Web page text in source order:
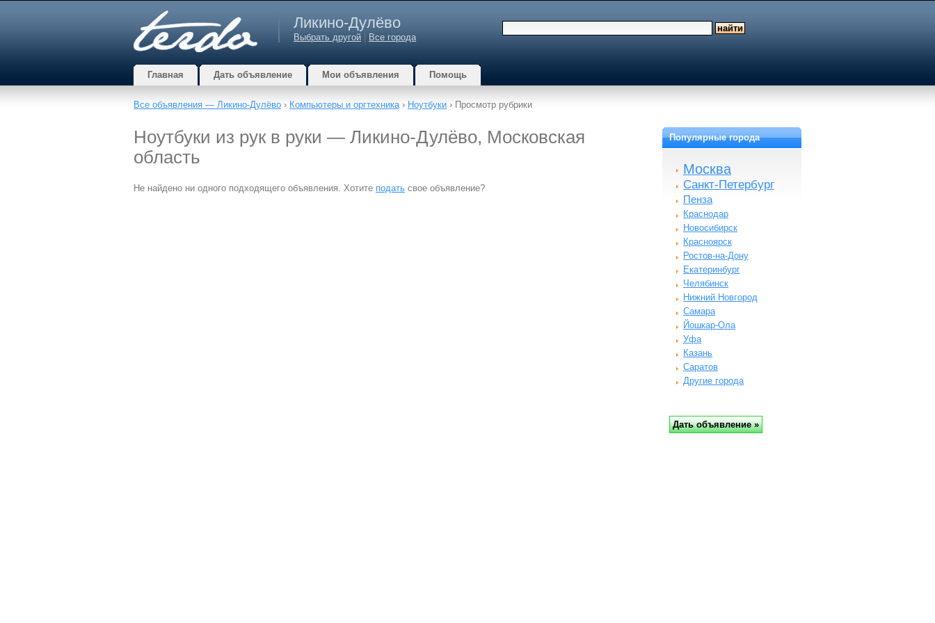
Ликино-Дулёво
Выбрать другой Все города
Главная Дать объявление Мои объявления Помощь
Все объявления — Ликино-Дулёво › Компьютеры и оргтехника› Ноутбуки › Просмотр рубрики
Ноутбуки из рук в руки — Ликино-Дулёво, Московская
область
Не найдено ни одного подходящего объявления. Хотите подать свое объявление?
Популярные города
Москва
Санкт-Петербург
Пенза
Краснодар
Новосибирск
Красноярск
Ростов-на-Дону
Екатеринбург
Челябинск
Нижний Новгород
Самара
Йошкар-Ола
Уфа
Казань
Саратов
Другие города